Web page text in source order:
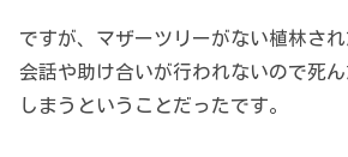
ですが、マザーツリーがない植林さ
会話や助け合いが行われないので死
しまうということだったです。